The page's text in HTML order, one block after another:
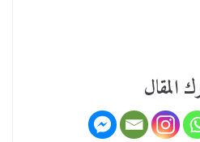
المقال